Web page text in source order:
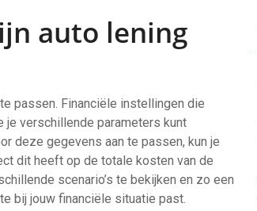
auto lening
passen. Financiële instellingen die
je verschillende parameters kunt
deze gegevens aan te passen, kun je
dit heeft op de totale kosten van de
scenario’s te bekijken en zo een
bij jouw financiële situatie past.